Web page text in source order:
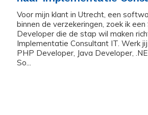
Voor mijn klant in Utrecht, een
binnen de verzekeringen, zoek ik
Developer die de stap wil maken
Implementatie Consultant IT. Werk
PHP Developer, Java Developer,
So...